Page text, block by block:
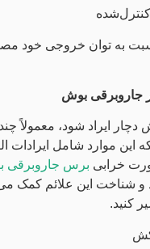
به توان خروجی خود
جاروبرقی بوش
دچار ایراد شود،
این موارد شامل ایرادات
خرابی برس جاروبرقی
و شناخت این علائم کمک
کنید.